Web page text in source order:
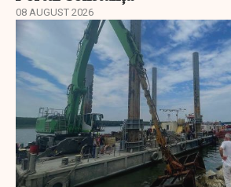
08 AUGUST 2026